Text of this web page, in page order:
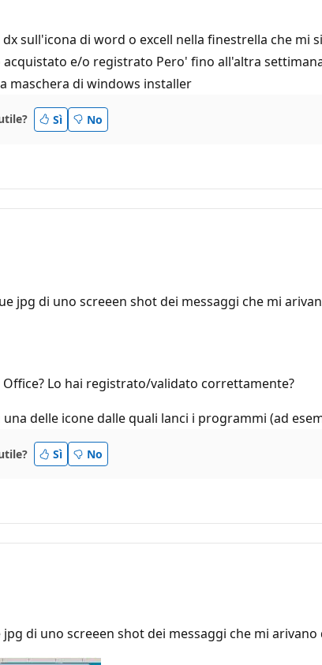
sull'icona di word o excell nella finestrella che
acquistato e/o registrato Pero' fino all'altra
maschera di windows installer
Sì No
jpg di uno screeen shot dei messaggi che mi
Lo hai registrato/validato correttamente?
una delle icone dalle quali lanci i programmi (ad
Sì No
di uno screeen shot dei messaggi che mi